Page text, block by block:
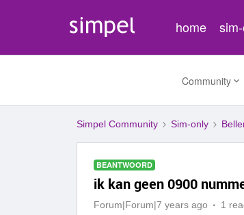
home
Community
Simpel Community Sim-only
BEANTWOORD
ik kan geen 0900
Forum|Forum|7 years ago 1